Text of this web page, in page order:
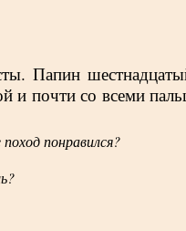
Папин
и почти со всеми
понравился?